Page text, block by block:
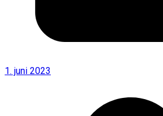
1. juni 2023